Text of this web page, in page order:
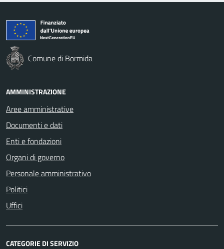
Comune di Bormida
AMMINISTRAZIONE
Aree amministrative
Documenti e dati
Enti e fondazioni
Organi di governo
Personale amministrativo
Politici
Uffici
CATEGORIE DI SERVIZIO